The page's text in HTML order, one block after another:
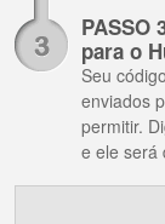
PASSO
para o
Seu
enviados
permitir.
e ele será